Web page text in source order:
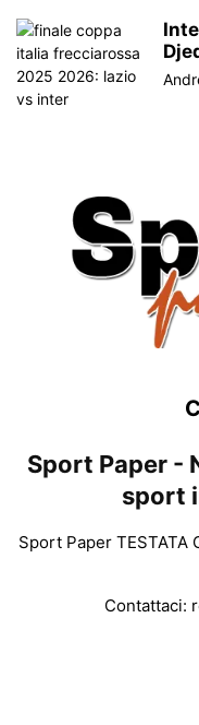
Sport Paper -
sport
Sport Paper TESTATA
Contattaci: